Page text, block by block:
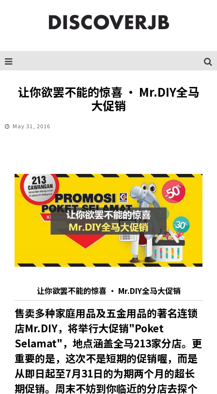
让你欲罢不能的惊喜 · Mr.DIY全马
大促销
May 31, 2016
让你欲罢不能的惊喜 · Mr.DIY全马大促销
售卖多种家庭用品及五金用品的著名连锁
店Mr.DIY，将举行大促销"Poket
Selamat"，地点涵盖全马213家分店。更
重要的是，这次不是短期的促销喔，而是
从即日起至7月31日的为期两个月的超长
期促销。周末不妨到你临近的分店去探个